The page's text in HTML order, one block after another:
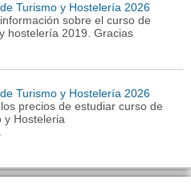
Turismo y Hostelería 2026
sobre el curso de
hostelería 2019. Gracias
Turismo y Hostelería 2026
precios de estudiar curso de
y Hosteleria